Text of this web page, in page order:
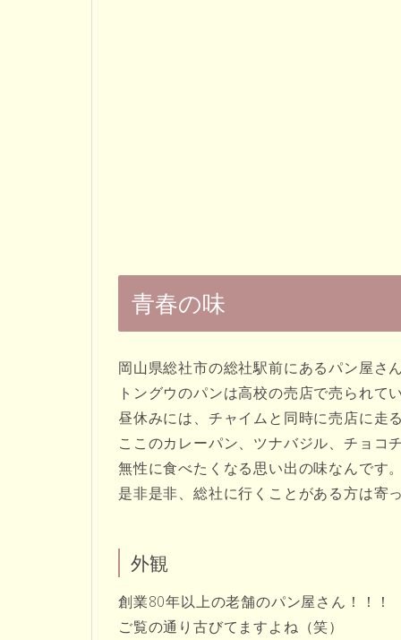
青春の味
岡山県総社市の総社駅前にあるパン屋さ
トングウのパンは高校の売店で売られて
昼休みには、チャイムと同時に売店に走
ここのカレーパン、ツナバジル、チョコ
無性に食べたくなる思い出の味なんです
是非是非、総社に行くことがある方は寄
外観
創業80年以上の老舗のパン屋さん！！！
ご覧の通り古びてますよね（笑）